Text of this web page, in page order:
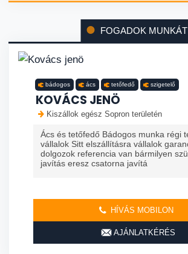
FOGADOK MUNKÁT
bádogos ács tetőfedő szigetelő
KOVÁCS JENÖ
Kiszállok egész Sopron területén
Ács és tetőfedő Bádogos munka régi
vállalok Sitt elszállításra vállalok
dolgozok referencia van bármilyen
javítás eresz csatorna javítá
HÍVÁS MOBILON
AJÁNLATKÉRÉS